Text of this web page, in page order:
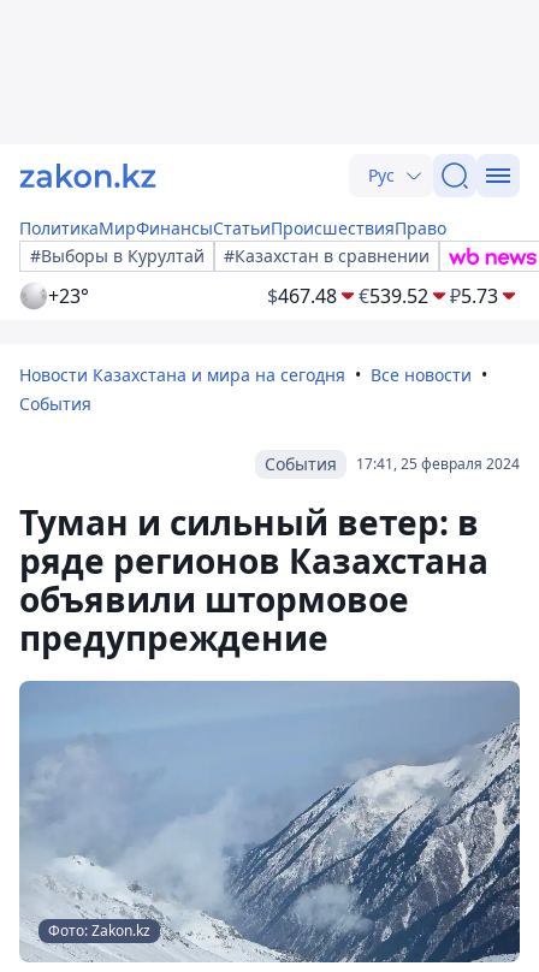
Рус
ПолитикаМирФинансыСтатьиПроисшествияПраво
#Выборы в Курултай
#Казахстан в сравнении
+23° $467.48 €539.52 ₽5.73
Новости Казахстана и мира на сегодня
Все новости
События
17:41, 25 февраля 2024
События
Туман и сильный ветер: в
ряде регионов Казахстана
объявили штормовое
предупреждение
Фото: Zakon.kz